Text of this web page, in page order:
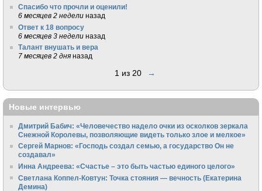
Спасибо что прочли и оценили!
6 месяцев 2 недели назад
Ответ к 18 вопросу
6 месяцев 3 недели назад
Талант внушать и вера
7 месяцев 2 дня назад
1 из 20 →
Новые интервью
Дмитрий Бабич: «Человечество надело очки из осколков зеркала
Снежной Королевы, позволяющие видеть только злое и мелкое»
Сергей Марнов: «Господь создал семью, а государство Он не
создавал»
Инна Андреева: «Счастье – это быть частью единого целого»
Светлана Коппел-Ковтун: Точка стояния — вечность (Екатерина
Демина)